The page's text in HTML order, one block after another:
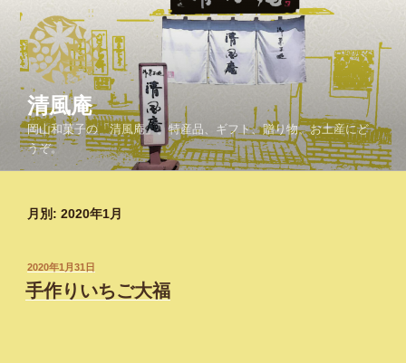
清風庵
岡山和菓子の「清風庵」。特産品、ギフト、贈り物、お土産にど
うぞ。
月別: 2020年1月
投
稿
日:
2020年1月31日
手作りいちご大福